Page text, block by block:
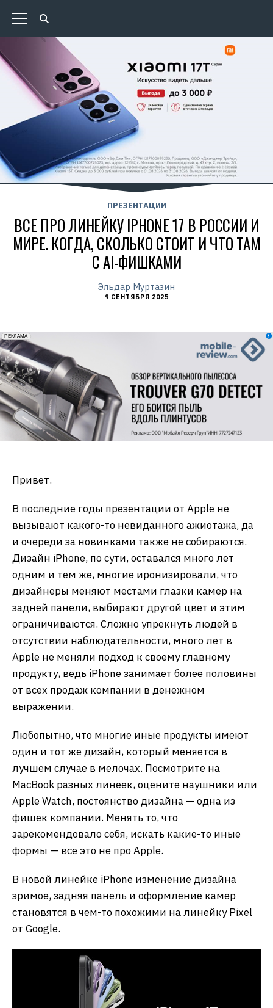
ПРЕЗЕНТАЦИИ
ВСЕ ПРО ЛИНЕЙКУ IPHONE 17 В РОССИИ И
МИРЕ. КОГДА, СКОЛЬКО СТОИТ И ЧТО ТАМ
С AI-ФИШКАМИ
Эльдар Муртазин
9 СЕНТЯБРЯ 2025
erid: 2VfnxxmNzs5
РЕКЛАМА
Привет.
В последние годы презентации от Apple не
вызывают какого-то невиданного ажиотажа, да
и очереди за новинками также не собираются.
Дизайн iPhone, по сути, оставался много лет
одним и тем же, многие иронизировали, что
дизайнеры меняют местами глазки камер на
задней панели, выбирают другой цвет и этим
ограничиваются. Сложно упрекнуть людей в
отсутствии наблюдательности, много лет в
Apple не меняли подход к своему главному
продукту, ведь iPhone занимает более половины
от всех продаж компании в денежном
выражении.
Любопытно, что многие иные продукты имеют
один и тот же дизайн, который меняется в
лучшем случае в мелочах. Посмотрите на
MacBook разных линеек, оцените наушники или
Apple Watch, постоянство дизайна — одна из
фишек компании. Менять то, что
зарекомендовало себя, искать какие-то иные
формы — все это не про Apple.
В новой линейке iPhone изменение дизайна
зримое, задняя панель и оформление камер
становятся в чем-то похожими на линейку Pixel
от Google.